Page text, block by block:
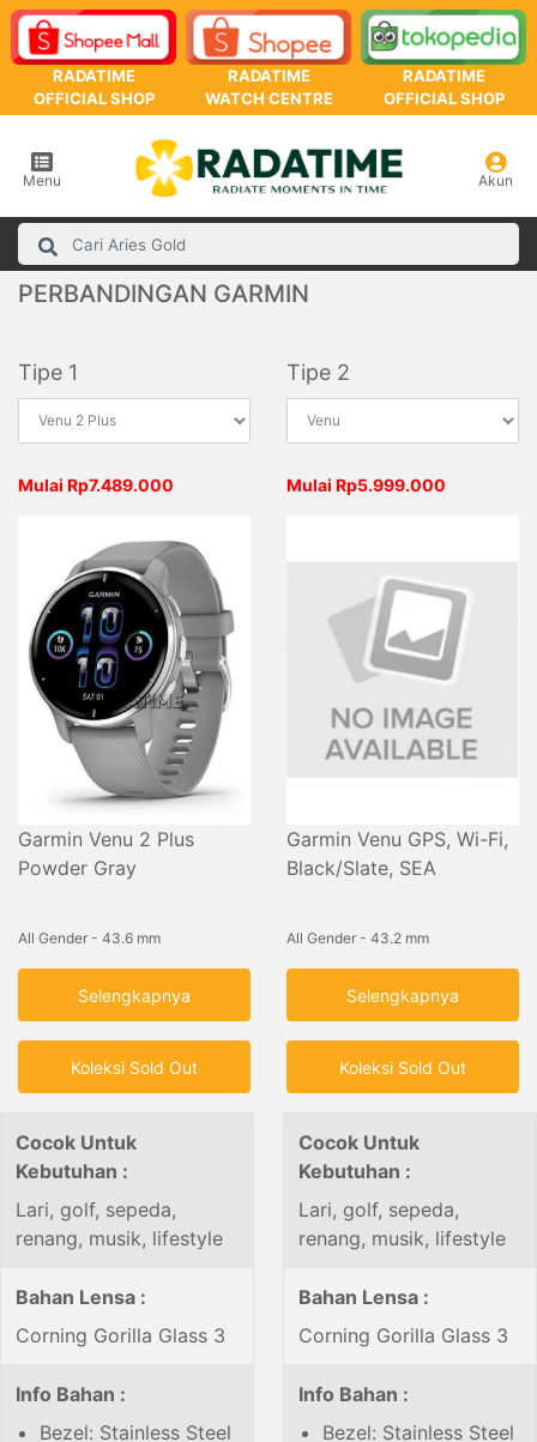
RADATIME
OFFICIAL SHOP
RADATIME
WATCH CENTRE
RADATIME
OFFICIAL SHOP
Menu Akun
PERBANDINGAN GARMIN
Tipe 1 Tipe 2
Mulai Rp7.489.000
Garmin Venu 2 Plus
Powder Gray
All Gender - 43.6 mm
Selengkapnya
Koleksi Sold Out
Mulai Rp5.999.000
Garmin Venu GPS, Wi-Fi,
Black/Slate, SEA
All Gender - 43.2 mm
Selengkapnya
Koleksi Sold Out
Cocok Untuk
Kebutuhan :
Lari, golf, sepeda,
renang, musik, lifestyle
Cocok Untuk
Kebutuhan :
Lari, golf, sepeda,
renang, musik, lifestyle
Bahan Lensa :
Corning Gorilla Glass 3
Bahan Lensa :
Corning Gorilla Glass 3
Info Bahan :
Bezel: Stainless Steel
Info Bahan :
Bezel: Stainless Steel